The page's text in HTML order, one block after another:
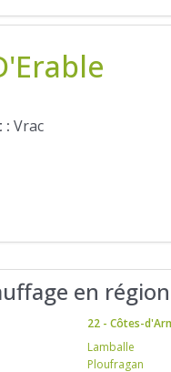
: Vrac
en région
22 - Côtes-
Lamballe
Ploufragan